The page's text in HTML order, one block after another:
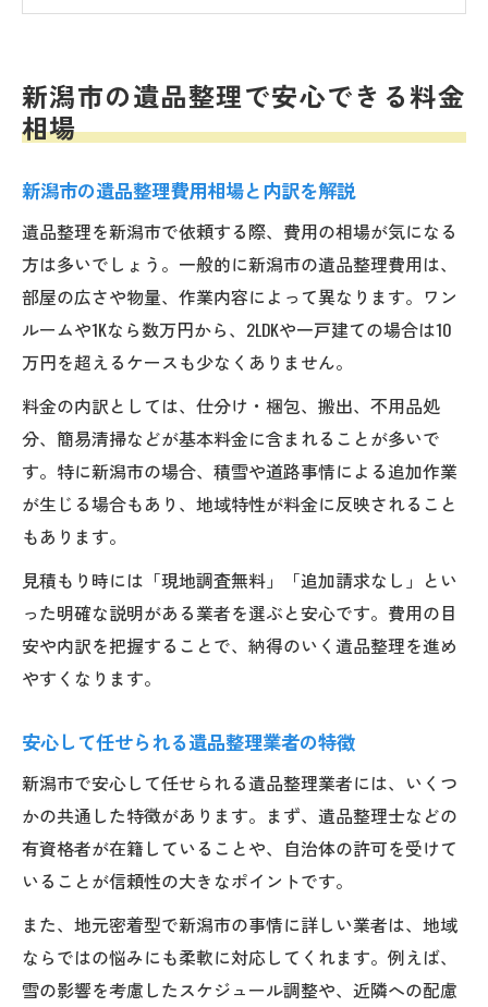
遺品整理費用を抑えるコツと手順
遺品整理費用を安くするための事前準備
リサイクル活用で遺品整理費用を抑える方
法
遺品整理は自分でできる作業を見極める
不用品分別と売却で費用を減らすコツ
遺品整理費用を抑える見積もり依頼のコツ
失敗しない遺品整理業者選びの秘訣
信頼できる遺品整理業者の見極め方
遺品整理士が対応する業者の安心ポイント
追加料金トラブルを避ける遺品整理の注意
点
遺品整理の無料見積もり活用法を解説
新潟市で評判の遺品整理加盟店の特徴
遺品整理は地域密着型サービスで安心
地域密着型の遺品整理業者の強みとは
地元遺品整理業者ならではの安心ポイント
遺品整理は地元業者の比較で納得の選択
地域密着サービスで安心できる遺品整理
自分で始める遺品整理と業者活用法
自分でできる遺品整理の手順とコツ
遺品整理で業者に任せるべき作業範囲
不用品処分と遺品整理の上手な両立方法
遺品整理で実家の片付けを効率化する方法
新潟市の遺品整理で安心できる料金
相場
新潟市の遺品整理費用相場と内訳を解説
遺品整理を新潟市で依頼する際、費用の相場が気になる
方は多いでしょう。一般的に新潟市の遺品整理費用は、
部屋の広さや物量、作業内容によって異なります。ワン
ルームや1Kなら数万円から、2LDKや一戸建ての場合は10
万円を超えるケースも少なくありません。
料金の内訳としては、仕分け・梱包、搬出、不用品処
分、簡易清掃などが基本料金に含まれることが多いで
す。特に新潟市の場合、積雪や道路事情による追加作業
が生じる場合もあり、地域特性が料金に反映されること
もあります。
見積もり時には「現地調査無料」「追加請求なし」とい
った明確な説明がある業者を選ぶと安心です。費用の目
安や内訳を把握することで、納得のいく遺品整理を進め
やすくなります。
安心して任せられる遺品整理業者の特徴
新潟市で安心して任せられる遺品整理業者には、いくつ
かの共通した特徴があります。まず、遺品整理士などの
有資格者が在籍していることや、自治体の許可を受けて
いることが信頼性の大きなポイントです。
また、地元密着型で新潟市の事情に詳しい業者は、地域
ならではの悩みにも柔軟に対応してくれます。例えば、
雪の影響を考慮したスケジュール調整や、近隣への配慮